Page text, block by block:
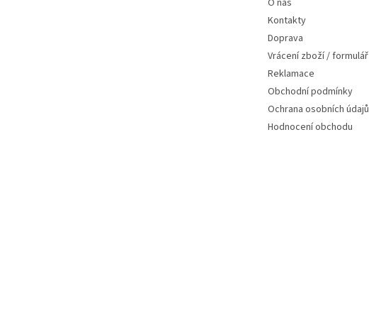
O nás
Kontakty
Doprava
Vrácení zboží / formulář
Reklamace
Obchodní podmínky
Ochrana osobních údajů
Hodnocení obchodu